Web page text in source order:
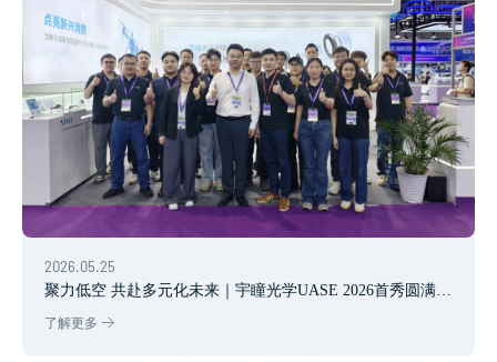
2026.05.25
聚力低空 共赴多元化未来｜宇瞳光学UASE 2026首秀圆满落
了解更多